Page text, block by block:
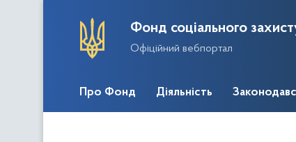
Фонд соціального
Офіційний вебпортал
Про Фонд Діяльність